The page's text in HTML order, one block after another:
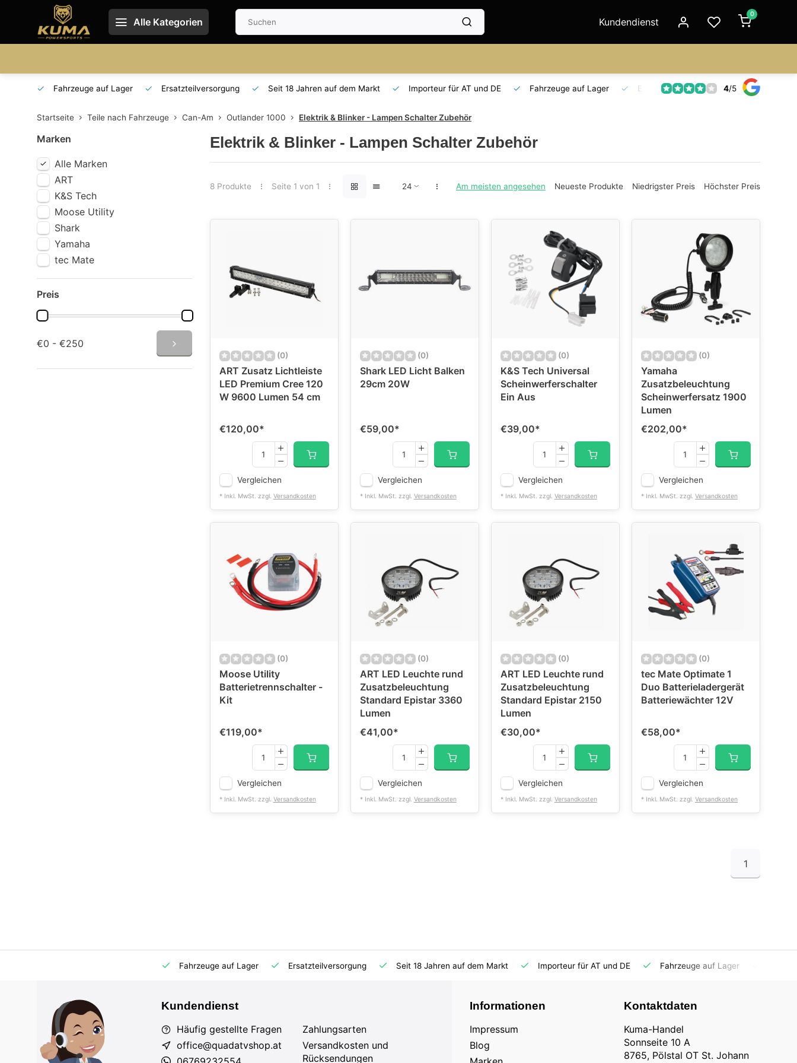
Alle Kategorien Kundendienst
0
Fahrzeuge auf Lager Ersatzteilversorgung Seit 18 Jahren auf dem Markt Importeur für AT und DE Fahrzeuge auf Lager Ersatzteilversorgung Seit 18
4/5
Startseite Teile nach Fahrzeuge Can-Am Outlander 1000 Elektrik & Blinker - Lampen Schalter Zubehör
Marken
Alle Marken
ART
K&S Tech
Moose Utility
Shark
Yamaha
tec Mate
Preis
€0 - €250
Elektrik & Blinker - Lampen Schalter Zubehör
8 Produkte Seite 1 von 1 Am meisten angesehen Neueste Produkte Niedrigster Preis Höchster Preis
(0)
ART Zusatz Lichtleiste
LED Premium Cree 120
W 9600 Lumen 54 cm
€120,00*
Vergleichen
* Inkl. MwSt. zzgl. Versandkosten
(0)
Shark LED Licht Balken
29cm 20W
€59,00*
Vergleichen
* Inkl. MwSt. zzgl. Versandkosten
(0)
K&S Tech Universal
Scheinwerferschalter
Ein Aus
€39,00*
Vergleichen
* Inkl. MwSt. zzgl. Versandkosten
(0)
Yamaha
Zusatzbeleuchtung
Scheinwerfersatz 1900
Lumen
€202,00*
Vergleichen
* Inkl. MwSt. zzgl. Versandkosten
(0)
Moose Utility
Batterietrennschalter -
Kit
€119,00*
Vergleichen
* Inkl. MwSt. zzgl. Versandkosten
(0)
ART LED Leuchte rund
Zusatzbeleuchtung
Standard Epistar 3360
Lumen
€41,00*
Vergleichen
* Inkl. MwSt. zzgl. Versandkosten
(0)
ART LED Leuchte rund
Zusatzbeleuchtung
Standard Epistar 2150
Lumen
€30,00*
Vergleichen
* Inkl. MwSt. zzgl. Versandkosten
(0)
tec Mate Optimate 1
Duo Batterieladergerät
Batteriewächter 12V
€58,00*
Vergleichen
* Inkl. MwSt. zzgl. Versandkosten
1
Fahrzeuge auf Lager Ersatzteilversorgung Seit 18 Jahren auf dem Markt Importeur für AT und DE Fahrzeuge auf Lager
Kundendienst
Häufig gestellte Fragen
office@quadatvshop.at
Zahlungsarten
Versandkosten und
Rücksendungen
Informationen
Impressum
Blog
Kontaktdaten
Kuma-Handel
Sonnseite 10 A
8765, Pölstal OT St. Johann